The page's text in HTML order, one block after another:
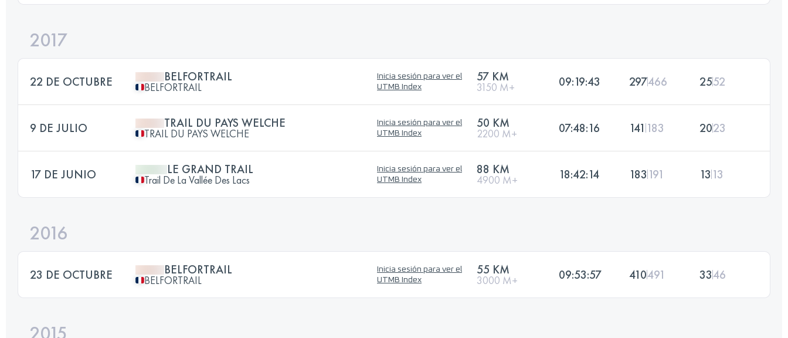
2017
22 DE OCTUBRE BELFORTRAIL
BELFORTRAIL
Inicia sesión para ver el
UTMB Index
57 KM
3150 M+ 09:19:43 297466 2552
9 DE JULIO TRAIL DU PAYS WELCHE
TRAIL DU PAYS WELCHE
Inicia sesión para ver el
UTMB Index
50 KM
2200 M+ 07:48:16 141 183 2023
17 DE JUNIO LE GRAND TRAIL
Trail De La Vallée Des Lacs
Inicia sesión para ver el
UTMB Index
88 KM
4900 M+ 18:42:14 183 191 13 13
2016
23 DE OCTUBRE BELFORTRAIL
BELFORTRAIL
Inicia sesión para ver el
UTMB Index
55 KM
3000 M+ 09:53:57 410491 3346